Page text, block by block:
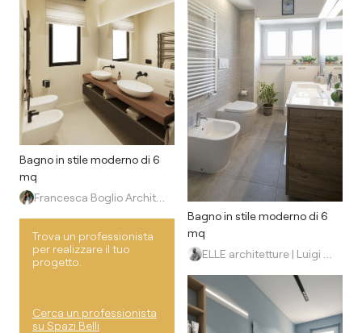
Bagno in stile moderno di 6
mq
Trova un professionista
per realizzare il tuo
progetto.
Cerca un professionista
su Spazi Belli
Bagno in stile moderno di 6
mq